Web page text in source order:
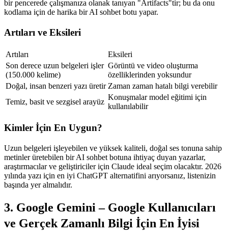
bir pencerede çalışmanıza olanak tanıyan "Artifacts"tir; bu da onu
kodlama için de harika bir AI sohbet botu yapar.
Artıları ve Eksileri
Artıları
Eksileri
Son derece uzun belgeleri işler
(150.000 kelime)
Görüntü ve video oluşturma
özelliklerinden yoksundur
Doğal, insan benzeri yazı üretir Zaman zaman hatalı bilgi verebilir
Temiz, basit ve sezgisel arayüz
Konuşmalar model eğitimi için
kullanılabilir
Kimler İçin En Uygun?
Uzun belgeleri işleyebilen ve yüksek kaliteli, doğal ses tonuna sahip
metinler üretebilen bir AI sohbet botuna ihtiyaç duyan yazarlar,
araştırmacılar ve geliştiriciler için Claude ideal seçim olacaktır. 2026
yılında yazı için en iyi ChatGPT alternatifini arıyorsanız, listenizin
başında yer almalıdır.
3. Google Gemini – Google Kullanıcıları
ve Gerçek Zamanlı Bilgi İçin En İyisi